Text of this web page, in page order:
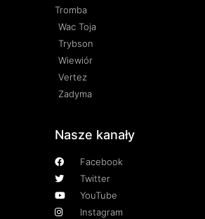
Tromba
Wac Toja
Trybson
Wiewiór
Vertez
Zadyma
Nasze kanały
Facebook
Twitter
YouTube
Instagram